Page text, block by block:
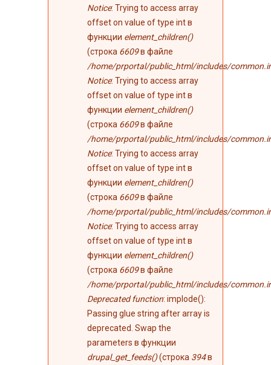
Notice: Trying to access array
offset on value of type int в
функции element_children()
(строка 6609в файле
/home/prportal/public_html/includes/
Notice: Trying to access array
offset on value of type int в
функции element_children()
(строка 6609в файле
/home/prportal/public_html/includes/
Notice: Trying to access array
offset on value of type int в
функции element_children()
(строка 6609в файле
/home/prportal/public_html/includes/
Notice: Trying to access array
offset on value of type int в
функции element_children()
(строка 6609в файле
/home/prportal/public_html/includes/
Deprecated function: implode():
Passing glue string after array is
deprecated. Swap the
parameters в функции
drupal_get_feeds()(строка 394в